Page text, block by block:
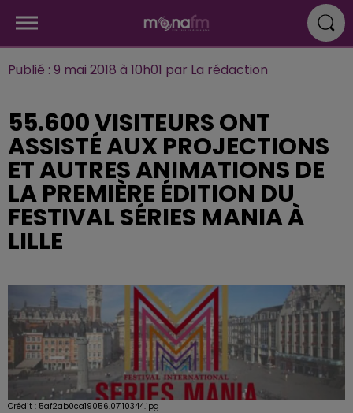
Publié : 9 mai 2018 à 10h01 par La rédaction
55.600 VISITEURS ONT
ASSISTÉ AUX PROJECTIONS
ET AUTRES ANIMATIONS DE
LA PREMIÈRE ÉDITION DU
FESTIVAL SÉRIES MANIA À
LILLE
Crédit : 5af2ab0ca19056.07110344.jpg